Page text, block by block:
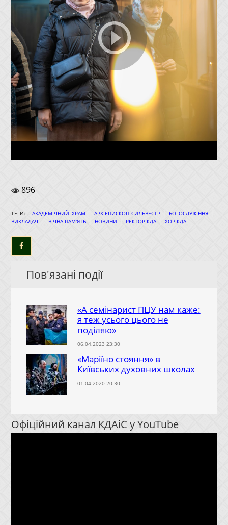
896
ТЕГИ:АКАДЕМІЧНИЙ ХРАМ АРХІЄПИСКОП СИЛЬВЕСТР БОГОСЛУЖІННЯ
ВИКЛАДАЧІ ВІЧНА ПАМ'ЯТЬ НОВИНИ РЕКТОР КДА ХОР КДА
Пов'язані події
«А семінарист ПЦУ нам каже:
я теж усього цього не
поділяю»
06.04.2023 23:30
«Маріїно стояння» в
Київських духовних школах
01.04.2020 20:30
Офіційний канал КДАіС у YouTube
Відеопрогравач